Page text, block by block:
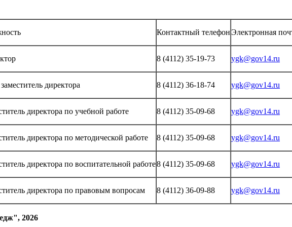
Контактный телефонЭлектронная
8 (4112) 35-19-73 ygk@gov14.ru
директора 8 (4112) 36-18-74 ygk@gov14.ru
директора по учебной работе 8 (4112) 35-09-68 ygk@gov14.ru
директора по методической работе 8 (4112) 35-09-68 ygk@gov14.ru
директора по воспитательной работе8 (4112) 35-09-68 ygk@gov14.ru
директора по правовым вопросам 8 (4112) 36-09-88 ygk@gov14.ru
2026